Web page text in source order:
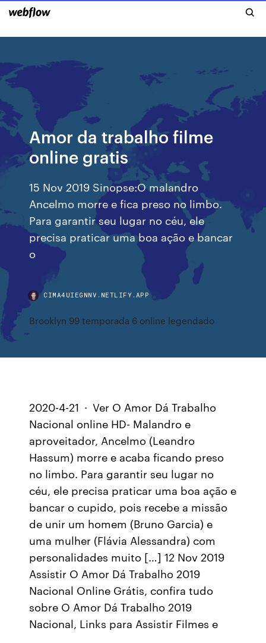
Amor da trabalho filme
online gratis
15 Nov 2019 Sinopse:O malandro
Ancelmo morre e fica preso no limbo.
Para garantir seu lugar no céu, ele
precisa praticar uma boa ação e bancar
o
CIMA4UIEGNNV.NETLIFY.APP
Brooklyn 99 temporada 6 online legendado
2020-4-21 · Ver O Amor Dá Trabalho
Nacional online HD- Malandro e
aproveitador, Ancelmo (Leandro
Hassum) morre e acaba ficando preso
no limbo. Para garantir seu lugar no
céu, ele precisa praticar uma boa ação e
bancar o cupido, pois recebe a missão
de unir um homem (Bruno Garcia) e
uma mulher (Flávia Alessandra) com
personalidades muito […] 12 Nov 2019
Assistir O Amor Dá Trabalho 2019
Nacional Online Grátis, confira tudo
sobre O Amor Dá Trabalho 2019
Nacional, Links para Assistir Filmes e